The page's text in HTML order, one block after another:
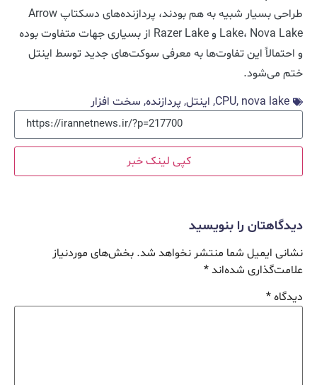
طراحی بسیار شبیه به هم بودند، پردازنده‌های دسکتاپ Arrow
Lake، Nova Lake و Razer Lake از بسیاری جهات متفاوت بوده
و احتمالاً این تفاوت‌ها به معرفی سوکت‌های جدید توسط اینتل
ختم می‌شود.
CPU, nova lake
, اینتل, پردازنده, سخت افزار
کپی لینک خبر
دیدگاهتان را بنویسید
نشانی ایمیل شما منتشر نخواهد شد. بخش‌های موردنیاز
علامت‌گذاری شده‌اند*
دیدگاه*